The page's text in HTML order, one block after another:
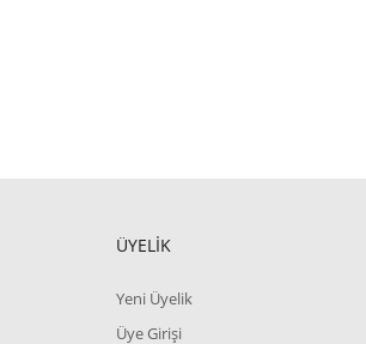
ÜYELİK
Yeni Üyelik
Üye Girişi